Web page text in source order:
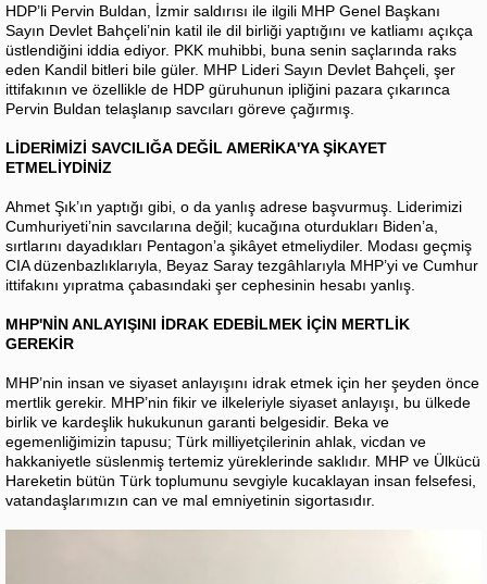
HDP’li Pervin Buldan, İzmir saldırısı ile ilgili MHP Genel Başkanı
Sayın Devlet Bahçeli’nin katil ile dil birliği yaptığını ve katliamı açıkça
üstlendiğini iddia ediyor. PKK muhibbi, buna senin saçlarında raks
eden Kandil bitleri bile güler. MHP Lideri Sayın Devlet Bahçeli, şer
ittifakının ve özellikle de HDP güruhunun ipliğini pazara çıkarınca
Pervin Buldan telaşlanıp savcıları göreve çağırmış.
LİDERİMİZİ SAVCILIĞA DEĞİL AMERİKA'YA ŞİKAYET
ETMELİYDİNİZ
Ahmet Şık’ın yaptığı gibi, o da yanlış adrese başvurmuş. Liderimizi
Cumhuriyeti’nin savcılarına değil; kucağına oturdukları Biden’a,
sırtlarını dayadıkları Pentagon’a şikâyet etmeliydiler. Modası geçmiş
CIA düzenbazlıklarıyla, Beyaz Saray tezgâhlarıyla MHP’yi ve Cumhur
ittifakını yıpratma çabasındaki şer cephesinin hesabı yanlış.
MHP'NİN ANLAYIŞINI İDRAK EDEBİLMEK İÇİN MERTLİK
GEREKİR
MHP’nin insan ve siyaset anlayışını idrak etmek için her şeyden önce
mertlik gerekir. MHP’nin fikir ve ilkeleriyle siyaset anlayışı, bu ülkede
birlik ve kardeşlik hukukunun garanti belgesidir. Beka ve
egemenliğimizin tapusu; Türk milliyetçilerinin ahlak, vicdan ve
hakkaniyetle süslenmiş tertemiz yüreklerinde saklıdır. MHP ve Ülkücü
Hareketin bütün Türk toplumunu sevgiyle kucaklayan insan felsefesi,
vatandaşlarımızın can ve mal emniyetinin sigortasıdır.